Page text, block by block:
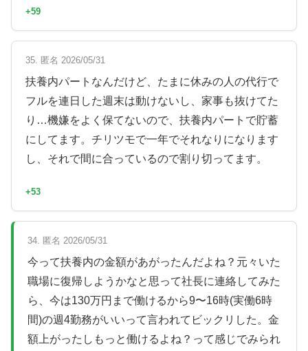
+59
35. 匿名 2026/05/31
扶養内パートなんだけど、たまに休みの人の代行で
フルを連日した週末は動けないし、家事も抜けてた
り…機嫌をよく保てないので、扶養内パートで貯蓄
にしてます。チリツモで一年でそれなりになります
し、それで間に合っているので割り切ってます。
+53
34. 匿名 2026/05/31
今って扶養内の金額があがったんだよね？元々いた
職場に復帰しようかなと思って社長に連絡してみた
ら、今は130万円まで働けるから9〜16時(実働6時
間)の週4勤務がいいって言われてビックリした。金
額上がったしもっと働けるよね？って感じでみられ